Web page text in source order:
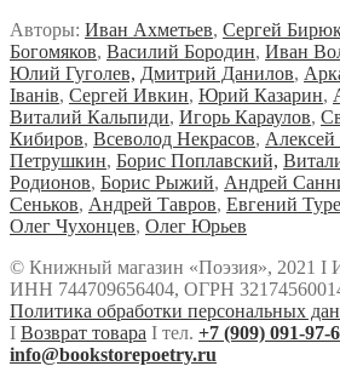
Авторы: Иван Ахметьев, Сергей
Богомяков, Василий Бородин, Иван
Юлий Гуголев, Дмитрий Данилов,
Iванiв, Сергей Ивкин, Юрий Казарин,
Виталий Кальпиди, Игорь Караулов,
Кибиров, Всеволод Некрасов,
Петрушкин, Борис Поплавский,
Родионов, Борис Рыжий, Андрей
Сеньков, Андрей Тавров, Евгений
Олег Чухонцев, Олег Юрьев
© Книжный магазин «Поэзия», 2021
ИНН 744709656404, ОГРН
Политика обработки персональных
Ι Возврат товара Ι тел. +7 (909) 091-97-
info@bookstorepoetry.ru